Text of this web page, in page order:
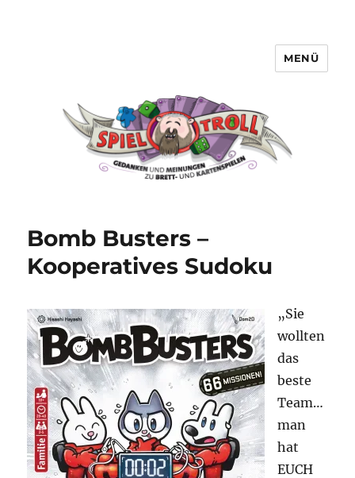
MENÜ
Bomb Busters –
Kooperatives Sudoku
„Sie
wollten
das
beste
Team…
man
hat
EUCH